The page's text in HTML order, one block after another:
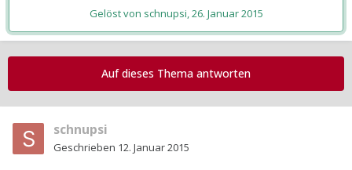
Gelöst von schnupsi,26. Januar 2015
Auf dieses Thema antworten
schnupsi
Geschrieben 12. Januar 2015